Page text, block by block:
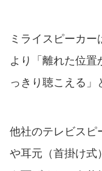
ミライスピーカ
より「離れた位置
っきり聴こえる」
他社のテレビスピ
や耳元（首掛け式